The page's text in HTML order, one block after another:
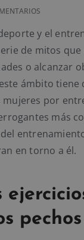
y el
de mitos
o alcanzar
ámbito tiene
por
más
en torno a él.
pechos